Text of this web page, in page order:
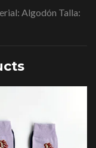
Algodón Talla: